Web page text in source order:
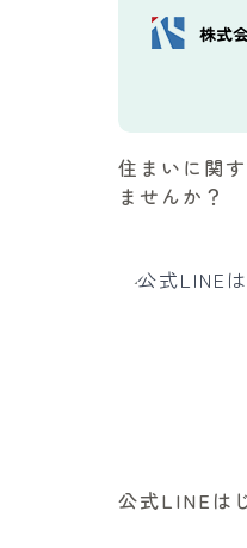
住まいに関
ませんか？
公式LINEは